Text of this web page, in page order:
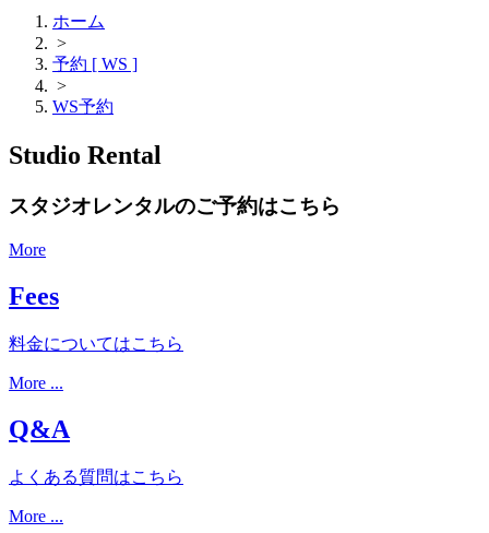
ホーム
>
予約 [ WS ]
>
WS予約
Studio Rental
スタジオレンタルのご予約はこちら
More
Fees
料金についてはこちら
More ...
Q&A
よくある質問はこちら
More ...